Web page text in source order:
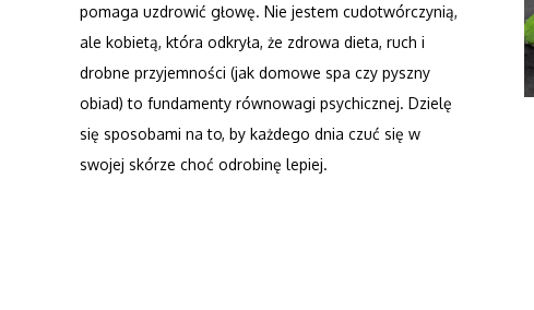
pomaga uzdrowić głowę. Nie jestem cudotwórczynią,
ale kobietą, która odkryła, że zdrowa dieta, ruch i
drobne przyjemności (jak domowe spa czy pyszny
obiad) to fundamenty równowagi psychicznej. Dzielę
się sposobami na to, by każdego dnia czuć się w
swojej skórze choć odrobinę lepiej.